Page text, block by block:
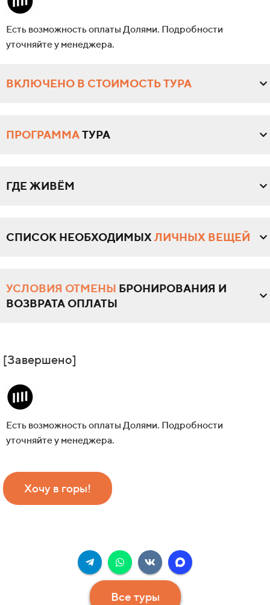
Есть возможность оплаты Долями. Подробности
уточняйте у менеджера.
ВКЛЮЧЕНО В СТОИМОСТЬ ТУРА
ПРОГРАММАТУРА
ГДЕ ЖИВЁМ
СПИСОК НЕОБХОДИМЫХЛИЧНЫХ ВЕЩЕЙ
УСЛОВИЯ ОТМЕНЫ БРОНИРОВАНИЯ И
ВОЗВРАТА ОПЛАТЫ
[Завершено]
Есть возможность оплаты Долями. Подробности
уточняйте у менеджера.
Хочу в горы!
Все туры